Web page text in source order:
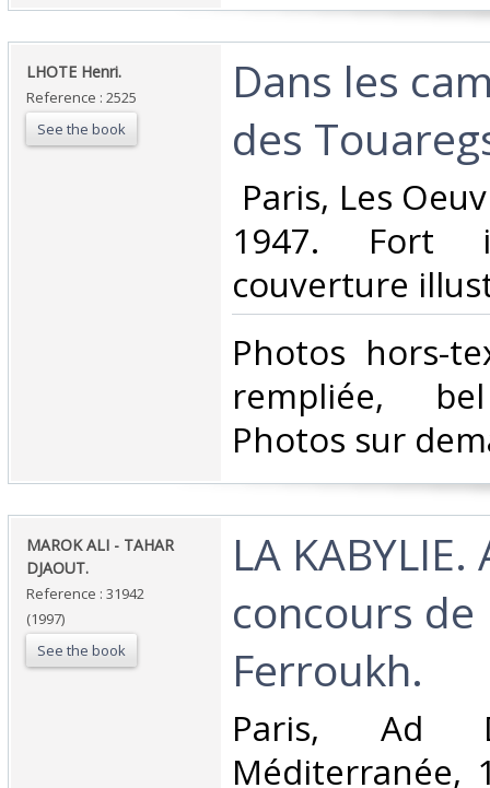
‎LHOTE Henri.‎
Reference : 2525
See the book
‎Dans les
des
Paris, Les
1947. Fort
couverture
‎Photos hors-
rempliée,
Photos sur
‎MAROK ALI - TAHAR
DJAOUT.‎
Reference : 31942
(1997)
See the book
‎LA KABYLIE.
concours de
Ferroukh.‎
‎Paris, Ad
Méditerranée,